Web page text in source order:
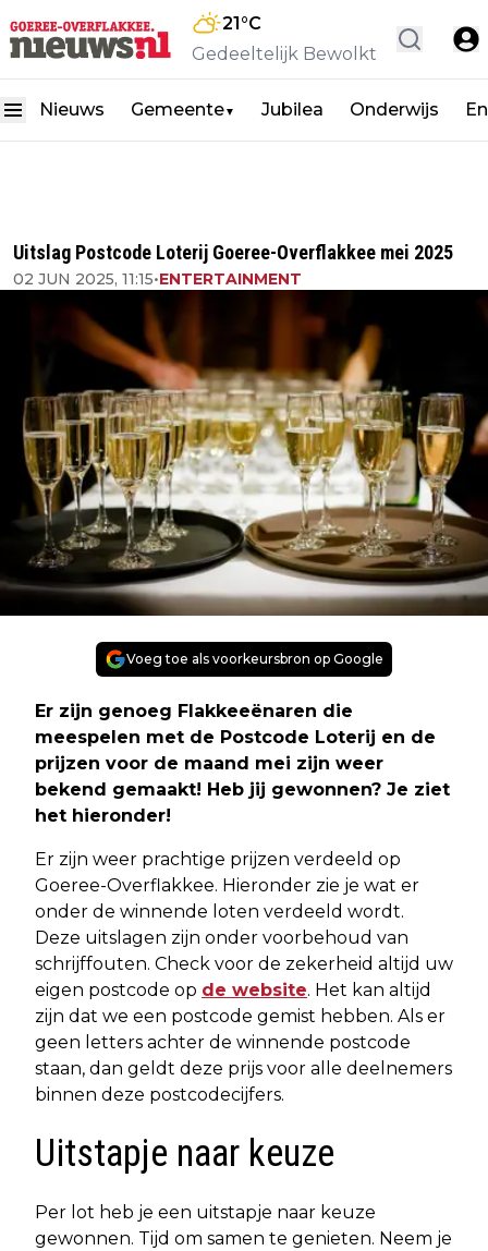
21°C
Gedeeltelijk Bewolkt
Nieuws Gemeente▼ Jubilea Onderwijs
Uitslag Postcode Loterij Goeree-Overflakkee mei 2025
02 JUN 2025, 11:15•ENTERTAINMENT
Voeg toe als voorkeursbron op Google
Er zijn genoeg Flakkeeënaren die
meespelen met de Postcode Loterij en de
prijzen voor de maand mei zijn weer
bekend gemaakt! Heb jij gewonnen? Je ziet
het hieronder!
Er zijn weer prachtige prijzen verdeeld op
Goeree-Overflakkee. Hieronder zie je wat er
onder de winnende loten verdeeld wordt.
Deze uitslagen zijn onder voorbehoud van
schrijffouten. Check voor de zekerheid altijd uw
eigen postcode op de website. Het kan altijd
zijn dat we een postcode gemist hebben. Als er
geen letters achter de winnende postcode
staan, dan geldt deze prijs voor alle deelnemers
binnen deze postcodecijfers.
Uitstapje naar keuze
Per lot heb je een uitstapje naar keuze
gewonnen. Tijd om samen te genieten. Neem je